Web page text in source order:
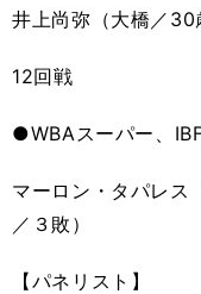
井上尚弥（大橋／30
12回戦
●WBAスーパー、
マーロン・タパレス
／３敗）
【パネリスト】